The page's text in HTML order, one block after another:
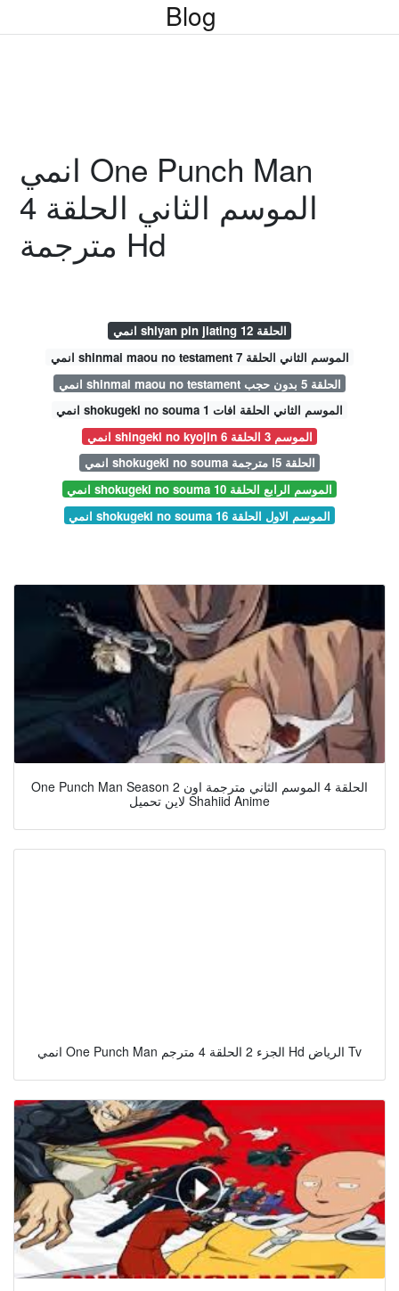
Blog
انمي One Punch Man
الموسم الثاني الحلقة 4
مترجمة Hd
انمي shiyan pin jiating الحلقة 12
انمي shinmai maou no testament الموسم الثاني الحلقة 7
انمي shinmai maou no testament الحلقة 5 بدون حجب
انمي shokugeki no souma الموسم الثاني الحلقة افات 1
انمي shingeki no kyojin الموسم 3 الحلقة 6
انمي shokugeki no souma الحلقة 5ا مترجمة
انمي shokugeki no souma الموسم الرابع الحلقة 10
انمي shokugeki no souma الموسم الاول الحلقة 16
One Punch Man Season 2 الحلقة 4 الموسم الثاني مترجمة اون
لاين تحميل Shahiid Anime
انمي One Punch Man الجزء 2 الحلقة 4 مترجم Hd الرياض Tv